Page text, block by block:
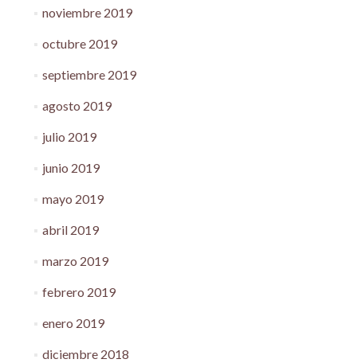
noviembre 2019
octubre 2019
septiembre 2019
agosto 2019
julio 2019
junio 2019
mayo 2019
abril 2019
marzo 2019
febrero 2019
enero 2019
diciembre 2018